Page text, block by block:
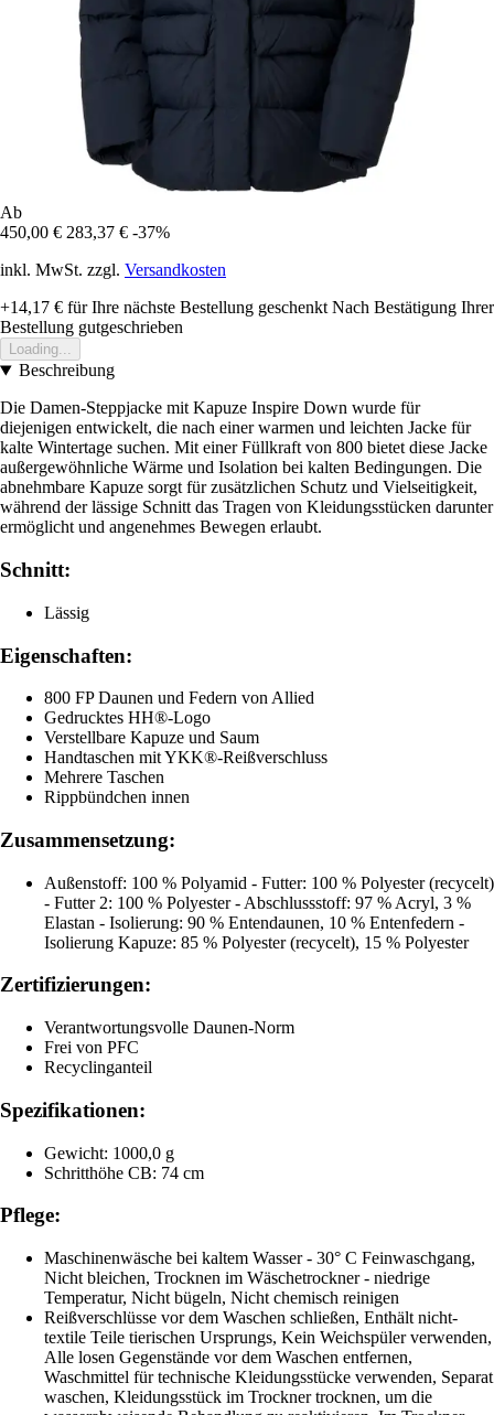
Ab
450,00 € 283,37 € -37%
inkl. MwSt. zzgl. Versandkosten
+14,17 € für Ihre nächste Bestellung geschenkt Nach Bestätigung Ihrer
Bestellung gutgeschrieben
Loading...
Beschreibung
Die Damen-Steppjacke mit Kapuze Inspire Down wurde für
diejenigen entwickelt, die nach einer warmen und leichten Jacke für
kalte Wintertage suchen. Mit einer Füllkraft von 800 bietet diese Jacke
außergewöhnliche Wärme und Isolation bei kalten Bedingungen. Die
abnehmbare Kapuze sorgt für zusätzlichen Schutz und Vielseitigkeit,
während der lässige Schnitt das Tragen von Kleidungsstücken darunter
ermöglicht und angenehmes Bewegen erlaubt.
Schnitt:
Lässig
Eigenschaften:
800 FP Daunen und Federn von Allied
Gedrucktes HH®-Logo
Verstellbare Kapuze und Saum
Handtaschen mit YKK®-Reißverschluss
Mehrere Taschen
Rippbündchen innen
Zusammensetzung:
Außenstoff: 100 % Polyamid - Futter: 100 % Polyester (recycelt)
- Futter 2: 100 % Polyester - Abschlussstoff: 97 % Acryl, 3 %
Elastan - Isolierung: 90 % Entendaunen, 10 % Entenfedern -
Isolierung Kapuze: 85 % Polyester (recycelt), 15 % Polyester
Zertifizierungen:
Verantwortungsvolle Daunen-Norm
Frei von PFC
Recyclinganteil
Spezifikationen:
Gewicht: 1000,0 g
Schritthöhe CB: 74 cm
Pflege:
Maschinenwäsche bei kaltem Wasser - 30° C Feinwaschgang,
Nicht bleichen, Trocknen im Wäschetrockner - niedrige
Temperatur, Nicht bügeln, Nicht chemisch reinigen
Reißverschlüsse vor dem Waschen schließen, Enthält nicht-
textile Teile tierischen Ursprungs, Kein Weichspüler verwenden,
Alle losen Gegenstände vor dem Waschen entfernen,
Waschmittel für technische Kleidungsstücke verwenden, Separat
waschen, Kleidungsstück im Trockner trocknen, um die